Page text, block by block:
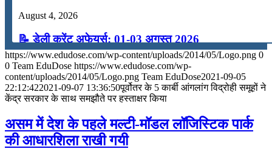
August 4, 2026
📝 डेली करेंट अफेयर्स: 01-03 अगस्त 2026
July 31, 2026
📝 डेली करेंट अफेयर्स: 28-31 जुलाई 2026
📝 डेली करेंट अफेयर्स: 25-27 जुलाई 2026
https://www.edudose.com/wp-content/uploads/2014/05/Logo.png 0
0 Team EduDose https://www.edudose.com/wp-
content/uploads/2014/05/Logo.png Team EduDose2021-09-05
22:12:422021-09-07 13:36:50पूर्वोतर के 5 कार्बी आंगलांग विद्रोही समूहों ने
केंद्र सरकार के साथ समझौते पर हस्ताक्षर किया
असम में देश के पहले मल्टी-मॉडल लॉजिस्टिक पार्क
की आधारशिला राखी गयी